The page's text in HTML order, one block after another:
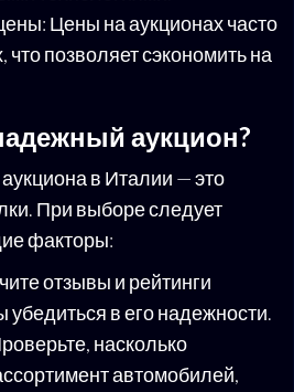
Цены на аукционах часто
позволяет сэкономить на
аукцион?
в Италии — это
При выборе следует
факторы:
отзывы и рейтинги
убедиться в его надежности.
насколько
автомобилей,